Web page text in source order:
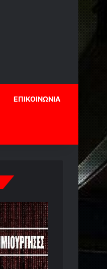
ΕΠΙΚΟΙΝΩΝΙΑ